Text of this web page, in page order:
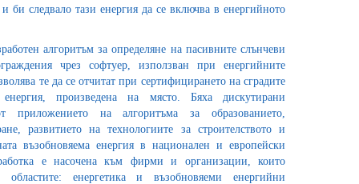
би следвало тази енергия да се включва в енергийното
алгоритъм за определяне на пасивните слънчеви
чрез софтуер, използван при енергийните
те да се отчитат при сертифицирането на сградите
произведена на място. Бяха дискутирани
приложението на алгоритъма за образованието,
развитието на технологиите за строителството и
възобновяема енергия в национален и европейски
е насочена към фирми и организации, които
областите: енергетика и възобновяеми енергийни